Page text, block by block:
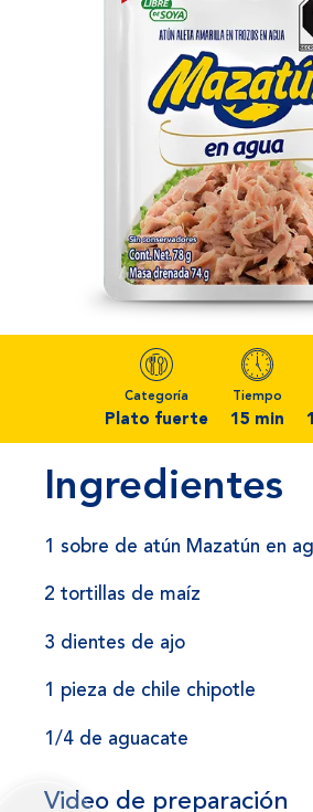
Categoría
Plato fuerte
Tiempo
15 min
Ingredientes
1 sobre de atún Mazatún en
2 tortillas de maíz
3 dientes de ajo
1 pieza de chile chipotle
1/4 de aguacate
Video de preparación